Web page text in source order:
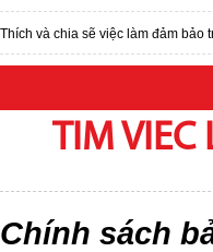
Thích và chia sẽ việc làm đảm bảo
TIM
Chính sách